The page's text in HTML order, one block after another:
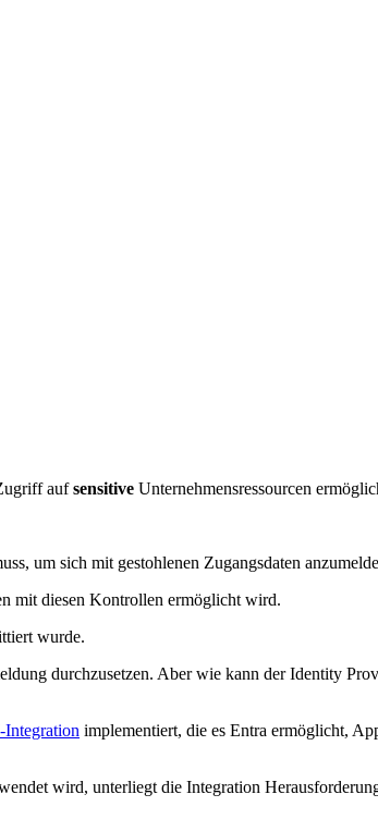
aufsensitive Unternehmensressourcen
um sich mit gestohlenen Zugangsdaten
mit diesen Kontrollen ermöglicht wird.
wurde.
durchzusetzen. Aber wie kann der Identity
implementiert, die es Entra ermöglicht,
wird, unterliegt die Integration